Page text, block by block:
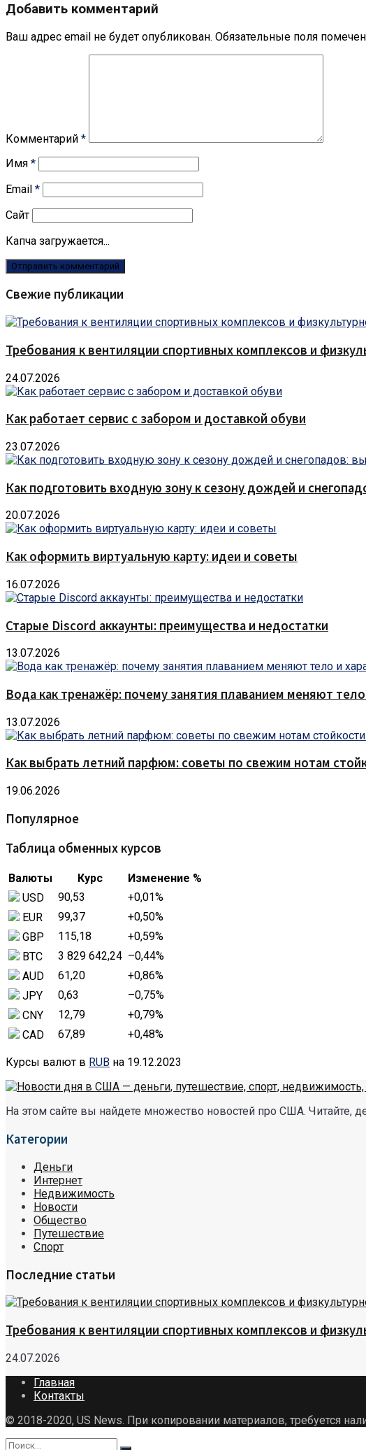
Добавить комментарий
Ваш адрес email не будет опубликован. Обязательные поля
Комментарий *
Имя *
Email *
Сайт
Капча загружается...
Свежие публикации
Требования к вентиляции спортивных комплексов и
24.07.2026
Как работает сервис с забором и доставкой обуви
23.07.2026
Как подготовить входную зону к сезону дождей и
20.07.2026
Как оформить виртуальную карту: идеи и советы
16.07.2026
Старые Discord аккаунты: преимущества и недостатки
13.07.2026
Вода как тренажёр: почему занятия плаванием меняют тело
13.07.2026
Как выбрать летний парфюм: советы по свежим нотам
19.06.2026
Популярное
Таблица обменных курсов
Валюты Курс
Изменение %
USD
90,53 +0,01%
EUR
99,37 +0,50%
GBP
115,18 +0,59%
BTC
3 829 642,24 –0,44%
AUD
61,20 +0,86%
JPY
0,63 –0,75%
CNY
12,79 +0,79%
CAD
67,89 +0,48%
Курсы валют в RUB на 19.12.2023
На этом сайте вы найдете множество новостей про США. Читайте,
Категории
Деньги
Интернет
Недвижимость
Новости
Общество
Путешествие
Спорт
Последние статьи
Требования к вентиляции спортивных комплексов и
24.07.2026
Главная
Контакты
© 2018-2020, US News. При копировании материалов, требуется